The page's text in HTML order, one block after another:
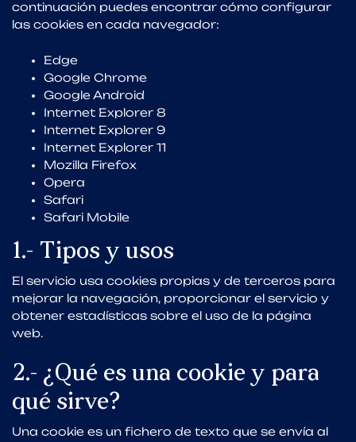
continuación puedes encontrar cómo configurar
las cookies en cada navegador:
Edge
Google Chrome
Google Android
Internet Explorer 8
Internet Explorer 9
Internet Explorer 11
Mozilla Firefox
Opera
Safari
Safari Mobile
1.- Tipos y usos
El servicio usa cookies propias y de terceros para
mejorar la navegación, proporcionar el servicio y
obtener estadísticas sobre el uso de la página
web.
2.- ¿Qué es una cookie y para
qué sirve?
Una cookie es un fichero de texto que se envía al